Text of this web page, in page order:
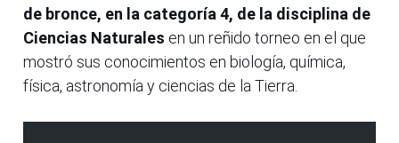
de bronce, en la categoría 4, de la disciplina de
Ciencias Naturales en un reñido torneo en el que
mostró sus conocimientos en biología, química,
física, astronomía y ciencias de la Tierra.